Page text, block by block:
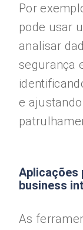
Por
pode usar
analisar
segurança
e
Aplicações
business
As